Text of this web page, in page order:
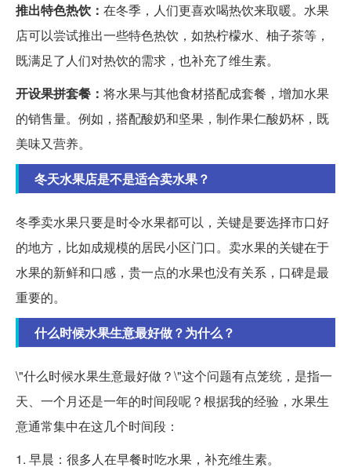
推出特色热饮： 在冬季，人们更喜欢喝热饮来取暖。水果
店可以尝试推出一些特色热饮，如热柠檬水、柚子茶等，
既满足了人们对热饮的需求，也补充了维生素。
开设果拼套餐： 将水果与其他食材搭配成套餐，增加水果
的销售量。例如，搭配酸奶和坚果，制作果仁酸奶杯，既
美味又营养。
冬天水果店是不是适合卖水果？
冬季卖水果只要是时令水果都可以，关键是要选择市口好
的地方，比如成规模的居民小区门口。卖水果的关键在于
水果的新鲜和口感，贵一点的水果也没有关系，口碑是最
重要的。
什么时候水果生意最好做？为什么？
\"什么时候水果生意最好做？\"这个问题有点笼统，是指一
天、一个月还是一年的时间段呢？根据我的经验，水果生
意通常集中在这几个时间段：
1. 早晨：很多人在早餐时吃水果，补充维生素。